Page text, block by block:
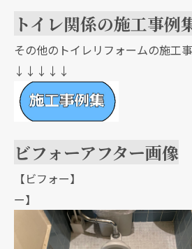
トイレ関係の施工事例
その他のトイレリフォームの施工
↓↓↓↓↓
ビフォーアフター画像
【ビフォー】
ー】